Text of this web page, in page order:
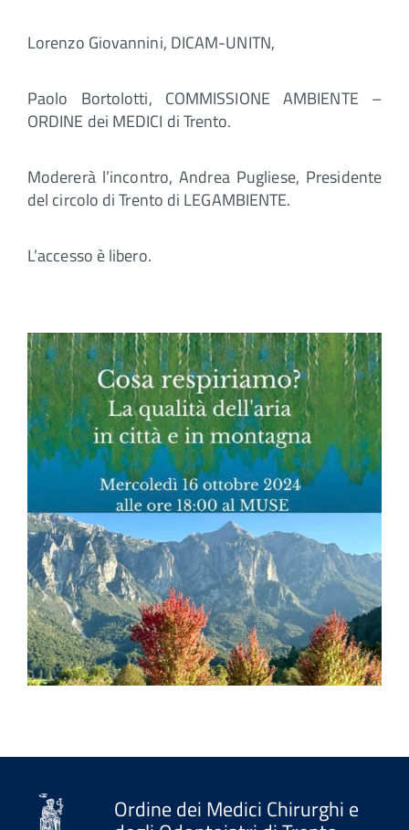
Lorenzo Giovannini, DICAM-UNITN,
Paolo Bortolotti, COMMISSIONE AMBIENTE –
ORDINE dei MEDICI di Trento.
Modererà l’incontro, Andrea Pugliese, Presidente
del circolo di Trento di LEGAMBIENTE.
L’accesso è libero.
Ordine dei Medici Chirurghi e